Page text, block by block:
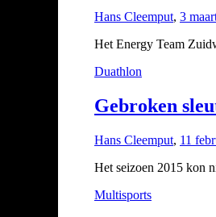
Hans Cleemput, 3
Het Energy Team
Duathlon
Gebroken
Hans Cleemput, 11
Het seizoen 2015 kon
Multisports